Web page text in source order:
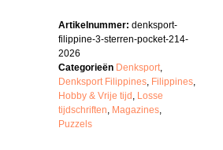
Artikelnummer: denksport-
filippine-3-sterren-pocket-214-
2026
Categorieën Denksport
Denksport Filippines Filippines
Hobby & Vrije tijd Losse
tijdschriften Magazines
Puzzels